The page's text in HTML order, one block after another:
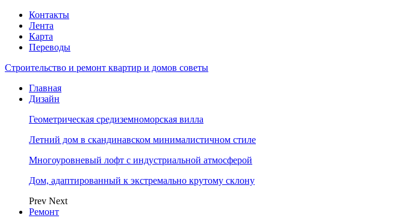
Контакты
Лента
Карта
Переводы
Строительство и ремонт квартир и домов советы
Главная
Дизайн
Геометрическая средиземноморская вилла
Летний дом в скандинавском минималистичном стиле
Многоуровневый лофт с индустриальной атмосферой
Дом, адаптированный к экстремально крутому склону
Prev Next
Ремонт